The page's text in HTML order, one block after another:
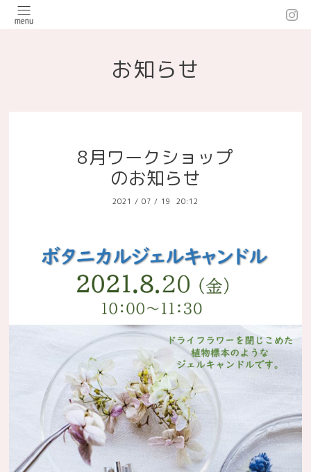
お知らせ
8月ワークショップ
のお知らせ
2021 / 07 / 19 20:12